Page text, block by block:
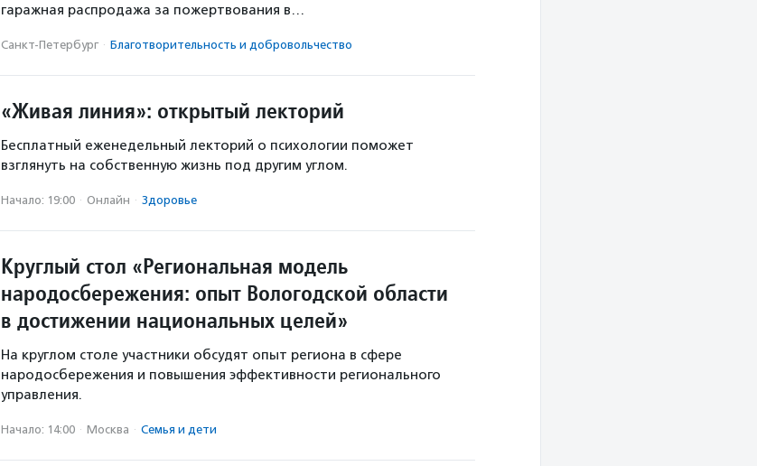
гаражная распродажа за пожертвования в…
Санкт-Петербург · Благотвори­тель­ность и доброволь­чест­во
«Живая линия»: открытый лекторий
Бесплатный еженедельный лекторий о психологии поможет
взглянуть на собственную жизнь под другим углом.
Начало: 19:00 · Онлайн · Здоровье
Круглый стол «Региональная модель
народосбережения: опыт Вологодской области
в достижении национальных целей»
На круглом столе участники обсудят опыт региона в сфере
народосбережения и повышения эффективности регионального
управления.
Начало: 14:00 · Москва · Семья и дети